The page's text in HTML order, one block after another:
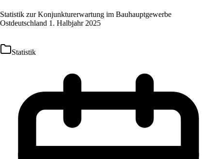
Statistik zur Konjunkturerwartung im Bauhauptgewerbe
Ostdeutschland 1. Halbjahr 2025
Statistik